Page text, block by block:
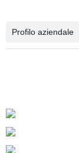
Profilo aziendale